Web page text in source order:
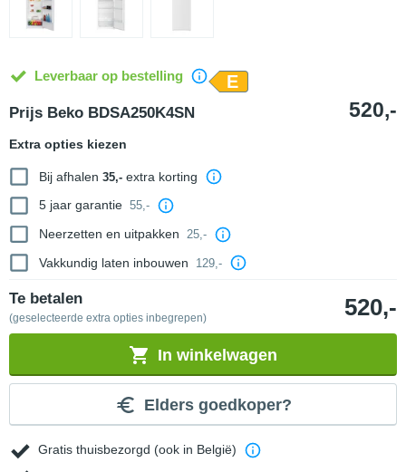
Leverbaar op bestelling E
Prijs Beko BDSA250K4SN 520,-
Extra opties kiezen
Bij afhalen 35,-extra korting
5 jaar garantie 55,-
Neerzetten en uitpakken 25,-
Vakkundig laten inbouwen 129,-
Te betalen
(geselecteerde extra opties inbegrepen) 520,-
In winkelwagen
Elders goedkoper?
Gratis thuisbezorgd (ook in België)